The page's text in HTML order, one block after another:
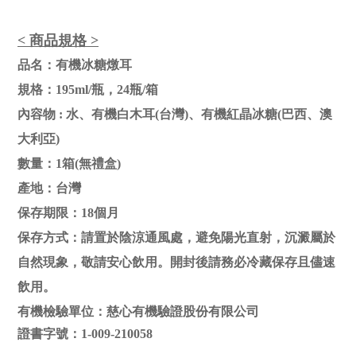
< 商品規格 >
品名：有機冰糖燉耳
規格：195ml/瓶，24瓶/箱
內容物 : 水、有機白木耳(台灣)、有機紅晶冰糖(巴西、澳
大利亞)
數量：1箱(無禮盒)
產地：台灣
保存期限：18個月
保存方式：請置於陰涼通風處，避免陽光直射 ，沉澱屬於
自然現象 ，敬請安心飲用。開封後請務必冷藏保存且儘速
飲用 。
有機檢驗單位 ：慈心有機驗證股份有限公司
證書字號 ：1-009-210058